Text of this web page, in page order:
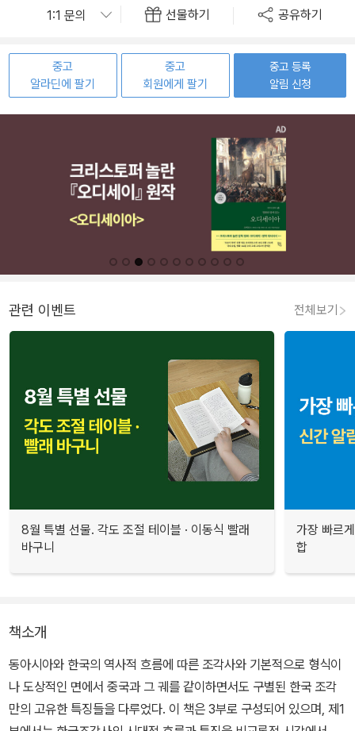
선물하기 공유하기
중고
알라딘에 팔기
중고
회원에게 팔기
중고 등록
알림 신청
관련 이벤트 전체보기
8월 특별 선물. 각도 조절 테이블 · 이동식 빨래
바구니
가장 빠르
합
책소개
동아시아와 한국의 역사적 흐름에 따른 조각사와 기본적으로 형식이
나 도상적인 면에서 중국과 그 궤를 같이하면서도 구별된 한국 조각
만의 고유한 특징들을 다루었다. 이 책은 3부로 구성되어 있으며, 제1